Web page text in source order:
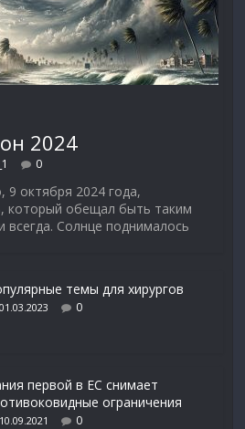
2024
0
9 октября 2024 года,
который обещал быть таким
всегда. Солнце поднималось
темы для хирургов
01.03.2023 0
первой в ЕС снимает
ограничения
10.09.2021 0